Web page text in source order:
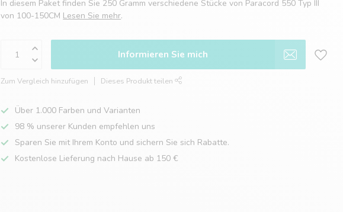
In diesem Paket finden Sie 250 Gramm verschiedene Stücke von Paracord 550 Typ III
von 100-150CM Lesen Sie mehr.
Informieren Sie mich
Zum Vergleich hinzufügen Dieses Produkt teilen
Über 1.000 Farben und Varianten
98 % unserer Kunden empfehlen uns
Sparen Sie mit Ihrem Konto und sichern Sie sich Rabatte.
Kostenlose Lieferung nach Hause ab 150 €